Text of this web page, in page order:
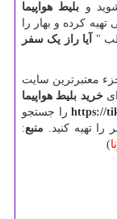
و بلیط هواپیما
کرده و بهار را
"
آیا راز یک سفر
معتبرترین سایت
خرید بلیط هواپیما
https://را جستجو
تهیه کنید. منبع:
)